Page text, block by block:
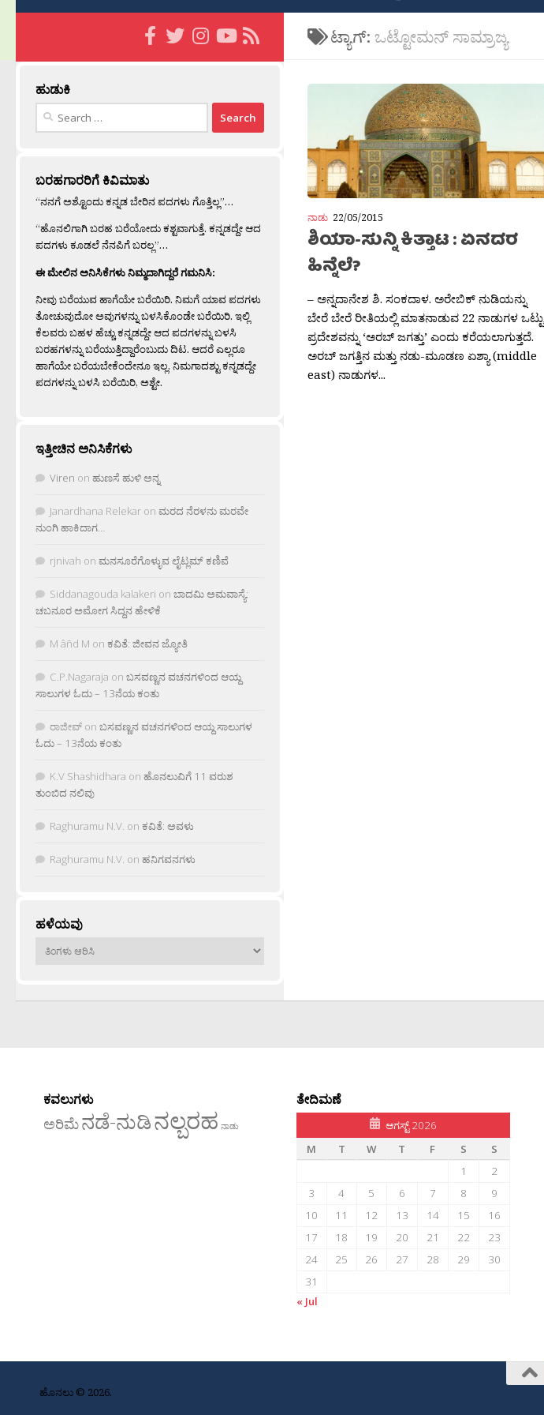
ಟ್ಯಾಗ್: ಒಟ್ಟೋಮನ್ ಸಾಮ್ರಾಜ್ಯ
ನಾಡು 22/05/2015
ಶಿಯಾ-ಸುನ್ನಿ ಕಿತ್ತಾಟ : ಏನದರ
ಹಿನ್ನೆಲೆ?
– ಅನ್ನದಾನೇಶ ಶಿ. ಸಂಕದಾಳ. ಅರೇಬಿಕ್ ನುಡಿಯನ್ನು
ಬೇರೆ ಬೇರೆ ರೀತಿಯಲ್ಲಿ ಮಾತನಾಡುವ 22 ನಾಡುಗಳ ಒಟ್ಟು
ಪ್ರದೇಶವನ್ನು ‘ಅರಬ್ ಜಗತ್ತು’ ಎಂದು ಕರೆಯಲಾಗುತ್ತದೆ.
ಅರಬ್ ಜಗತ್ತಿನ ಮತ್ತು ನಡು-ಮೂಡಣ ಏಶ್ಯಾ (middle
east) ನಾಡುಗಳ...
ಹುಡುಕಿ
Search
ಬರಹಗಾರರಿಗೆ ಕಿವಿಮಾತು
“ನನಗೆ ಅಶ್ಟೊಂದು ಕನ್ನಡ ಬೇರಿನ ಪದಗಳು ಗೊತ್ತಿಲ್ಲ”…
“ಹೊನಲಿಗಾಗಿ ಬರಹ ಬರೆಯೋದು ಕಶ್ಟವಾಗುತ್ತೆ. ಕನ್ನಡದ್ದೇ ಆದ
ಪದಗಳು ಕೂಡಲೆ ನೆನಪಿಗೆ ಬರಲ್ಲ”…
ಈ ಮೇಲಿನ ಅನಿಸಿಕೆಗಳು ನಿಮ್ಮದಾಗಿದ್ದರೆ ಗಮನಿಸಿ:
ನೀವು ಬರೆಯುವ ಹಾಗೆಯೇ ಬರೆಯಿರಿ. ನಿಮಗೆ ಯಾವ ಪದಗಳು
ತೋಚುವುದೋ ಅವುಗಳನ್ನು ಬಳಸಿಕೊಂಡೇ ಬರೆಯಿರಿ. ಇಲ್ಲಿ
ಕೆಲವರು ಬಹಳ ಹೆಚ್ಚು ಕನ್ನಡದ್ದೇ ಆದ ಪದಗಳನ್ನು ಬಳಸಿ
ಬರಹಗಳನ್ನು ಬರೆಯುತ್ತಿದ್ದಾರೆಂಬುದು ದಿಟ. ಆದರೆ ಎಲ್ಲರೂ
ಹಾಗೆಯೇ ಬರೆಯಬೇಕೆಂದೇನೂ ಇಲ್ಲ. ನಿಮಗಾದಶ್ಟು ಕನ್ನಡದ್ದೇ
ಪದಗಳನ್ನು ಬಳಸಿ ಬರೆಯಿರಿ, ಅಶ್ಟೇ.
ಇತ್ತೀಚಿನ ಅನಿಸಿಕೆಗಳು
Viren on ಹುಣಸೆ ಹುಳಿ ಅನ್ನ
Janardhana Relekar on ಮರದ ನೆರಳನು ಮರವೇ
ನುಂಗಿ ಹಾಕಿದಾಗ…
rjnivah on ಮನಸೂರೆಗೊಳ್ಳುವ ಲೈಟ್ಲಮ್ ಕಣಿವೆ
Siddanagouda kalakeri on ಬಾದಮಿ ಅಮವಾಸ್ಯೆ:
ಚಬನೂರ ಅಮೋಗ ಸಿದ್ದನ ಹೇಳಿಕೆ
M âñd M on ಕವಿತೆ: ಜೀವನ ಜ್ಯೋತಿ
C.P.Nagaraja on ಬಸವಣ್ಣನ ವಚನಗಳಿಂದ ಆಯ್ದ
ಸಾಲುಗಳ ಓದು – 13ನೆಯ ಕಂತು
ರಾಜೀವ್ on ಬಸವಣ್ಣನ ವಚನಗಳಿಂದ ಆಯ್ದ ಸಾಲುಗಳ
ಓದು – 13ನೆಯ ಕಂತು
K.V Shashidhara on ಹೊನಲುವಿಗೆ 11 ವರುಶ
ತುಂಬಿದ ನಲಿವು
Raghuramu N.V. on ಕವಿತೆ: ಅವಳು
Raghuramu N.V. on ಹನಿಗವನಗಳು
ಹಳೆಯವು
ಹಳೆಯವು
ಕವಲುಗಳು
ಅರಿಮೆನಡೆ-ನುಡಿನಲ್ಬರಹ ನಾಡು
ತೇದಿಮಣೆ
ಆಗಸ್ಟ್ 2026
M
T W T F S
S
1
2
3
4 5 6 7 8
9
10
11 12 13 14 15
16
17
18 19 20 21 22
23
24
25 26 27 28 29
30
31
« Jul
ಹೊನಲು © 2026.